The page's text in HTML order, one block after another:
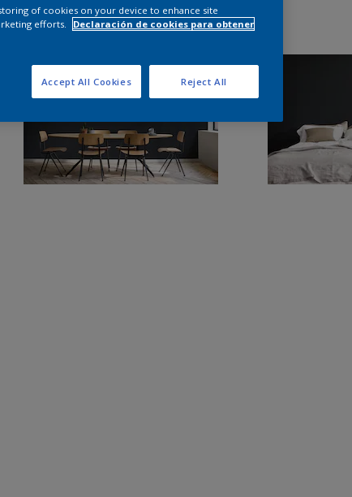
of cookies on your device to enhance site
efforts.
Declaración de cookies para obtener
Reject All
Accept All Cookies